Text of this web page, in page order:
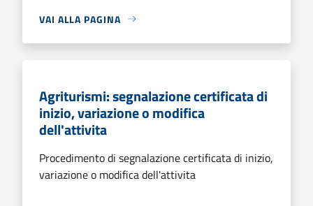
VAI ALLA PAGINA
Agriturismi: segnalazione certificata di
inizio, variazione o modifica
dell'attivita
Procedimento di segnalazione certificata di inizio,
variazione o modifica dell'attivita